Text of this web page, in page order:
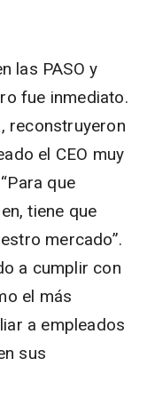
las PASO y
fue inmediato.
reconstruyeron
el CEO muy
que
tiene que
mercado”.
a cumplir con
el más
a empleados
sus